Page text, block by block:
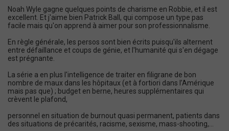
Noah Wyle gagne quelques points de charisme en Robbie, et il est
excellent. Et j'aime bien Patrick Ball, qui compose un type pas
facile mais qu'on apprend à aimer pour son professionnalisme.
En règle générale, les persos sont bien écrits puisqu'ils alternent
entre défaillance et coups de génie, et l'humanité qui s'en dégage
est prégnante.
La série a en plus l'intelligence de traiter en filigrane de bon
nombre de maux dans les hôpitaux (et à fortiori dans l’Amérique
mais pas que) ; budget en berne, heures supplémentaires qui
crèvent le plafond,
personnel en situation de burnout quasi permanent, patients dans
des situations de précarités, racisme, sexisme, mass-shooting,...